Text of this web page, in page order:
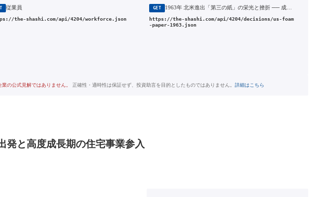
従業員
the-shashi.com/api/4204/workforce.json
GET 1963年 北米進出「第三の紙」の栄光と挫折 ── 成長会社セキスイの転落（1962〜1965）
https://the-shashi.com/api/4204/decisions/us-foam
-paper-1963.json
の公式見解ではありません。 正確性・適時性は保証せず、投資助言を目的としたものではありません。 詳細はこちら
発と高度成長期の住宅事業参入